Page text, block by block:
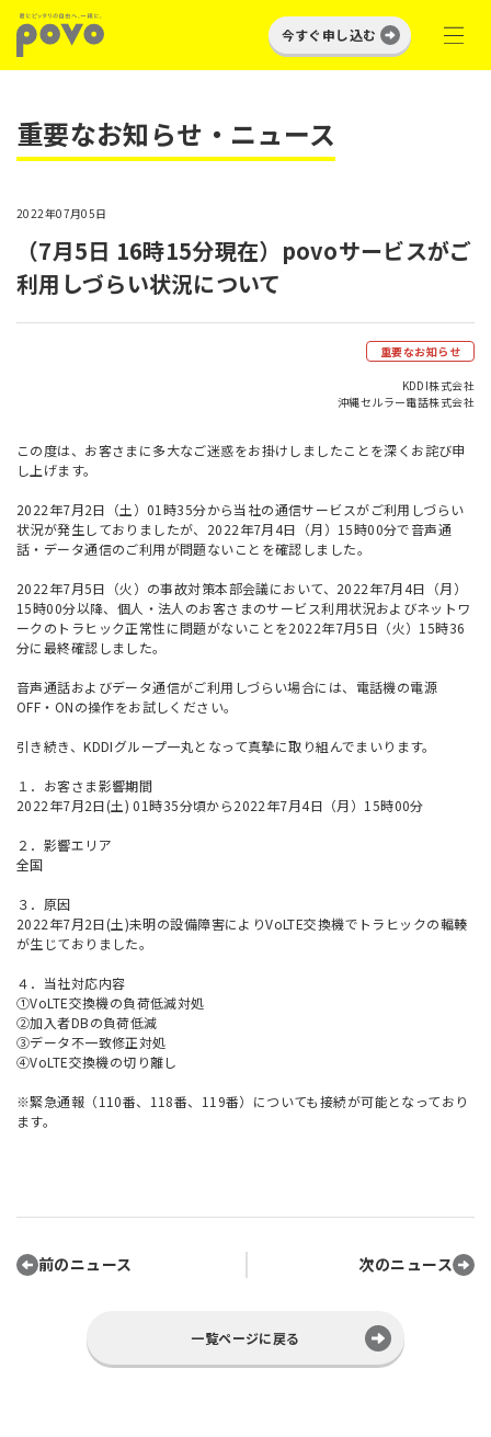
今すぐ申し込む
重要なお知らせ・ニュース
2022年07月05日
（7月5日 16時15分現在）povoサービスがご
利用しづらい状況について
重要なお知らせ
KDDI株式会社
沖縄セルラー電話株式会社
この度は、お客さまに多大なご迷惑をお掛けしましたことを深くお詫び申
し上げます。
2022年7月2日（土）01時35分から当社の通信サービスがご利用しづらい
状況が発生しておりましたが、2022年7月4日（月）15時00分で音声通
話・データ通信のご利用が問題ないことを確認しました。
2022年7月5日（火）の事故対策本部会議において、2022年7月4日（月）
15時00分以降、個人・法人のお客さまのサービス利用状況およびネットワ
ークのトラヒック正常性に問題がないことを2022年7月5日（火）15時36
分に最終確認しました。
音声通話およびデータ通信がご利用しづらい場合には、電話機の電源
OFF・ONの操作をお試しください。
引き続き、KDDIグループ一丸となって真摯に取り組んでまいります。
１．お客さま影響期間
2022年7月2日(土) 01時35分頃から2022年7月4日（月）15時00分
２．影響エリア
全国
３．原因
2022年7月2日(土)未明の設備障害によりVoLTE交換機でトラヒックの輻輳
が生じておりました。
４．当社対応内容
①VoLTE交換機の負荷低減対処
②加入者DBの負荷低減
③データ不一致修正対処
④VoLTE交換機の切り離し
※緊急通報（110番、118番、119番）についても接続が可能となっており
ます。
前のニュース 次のニュース
一覧ページに戻る